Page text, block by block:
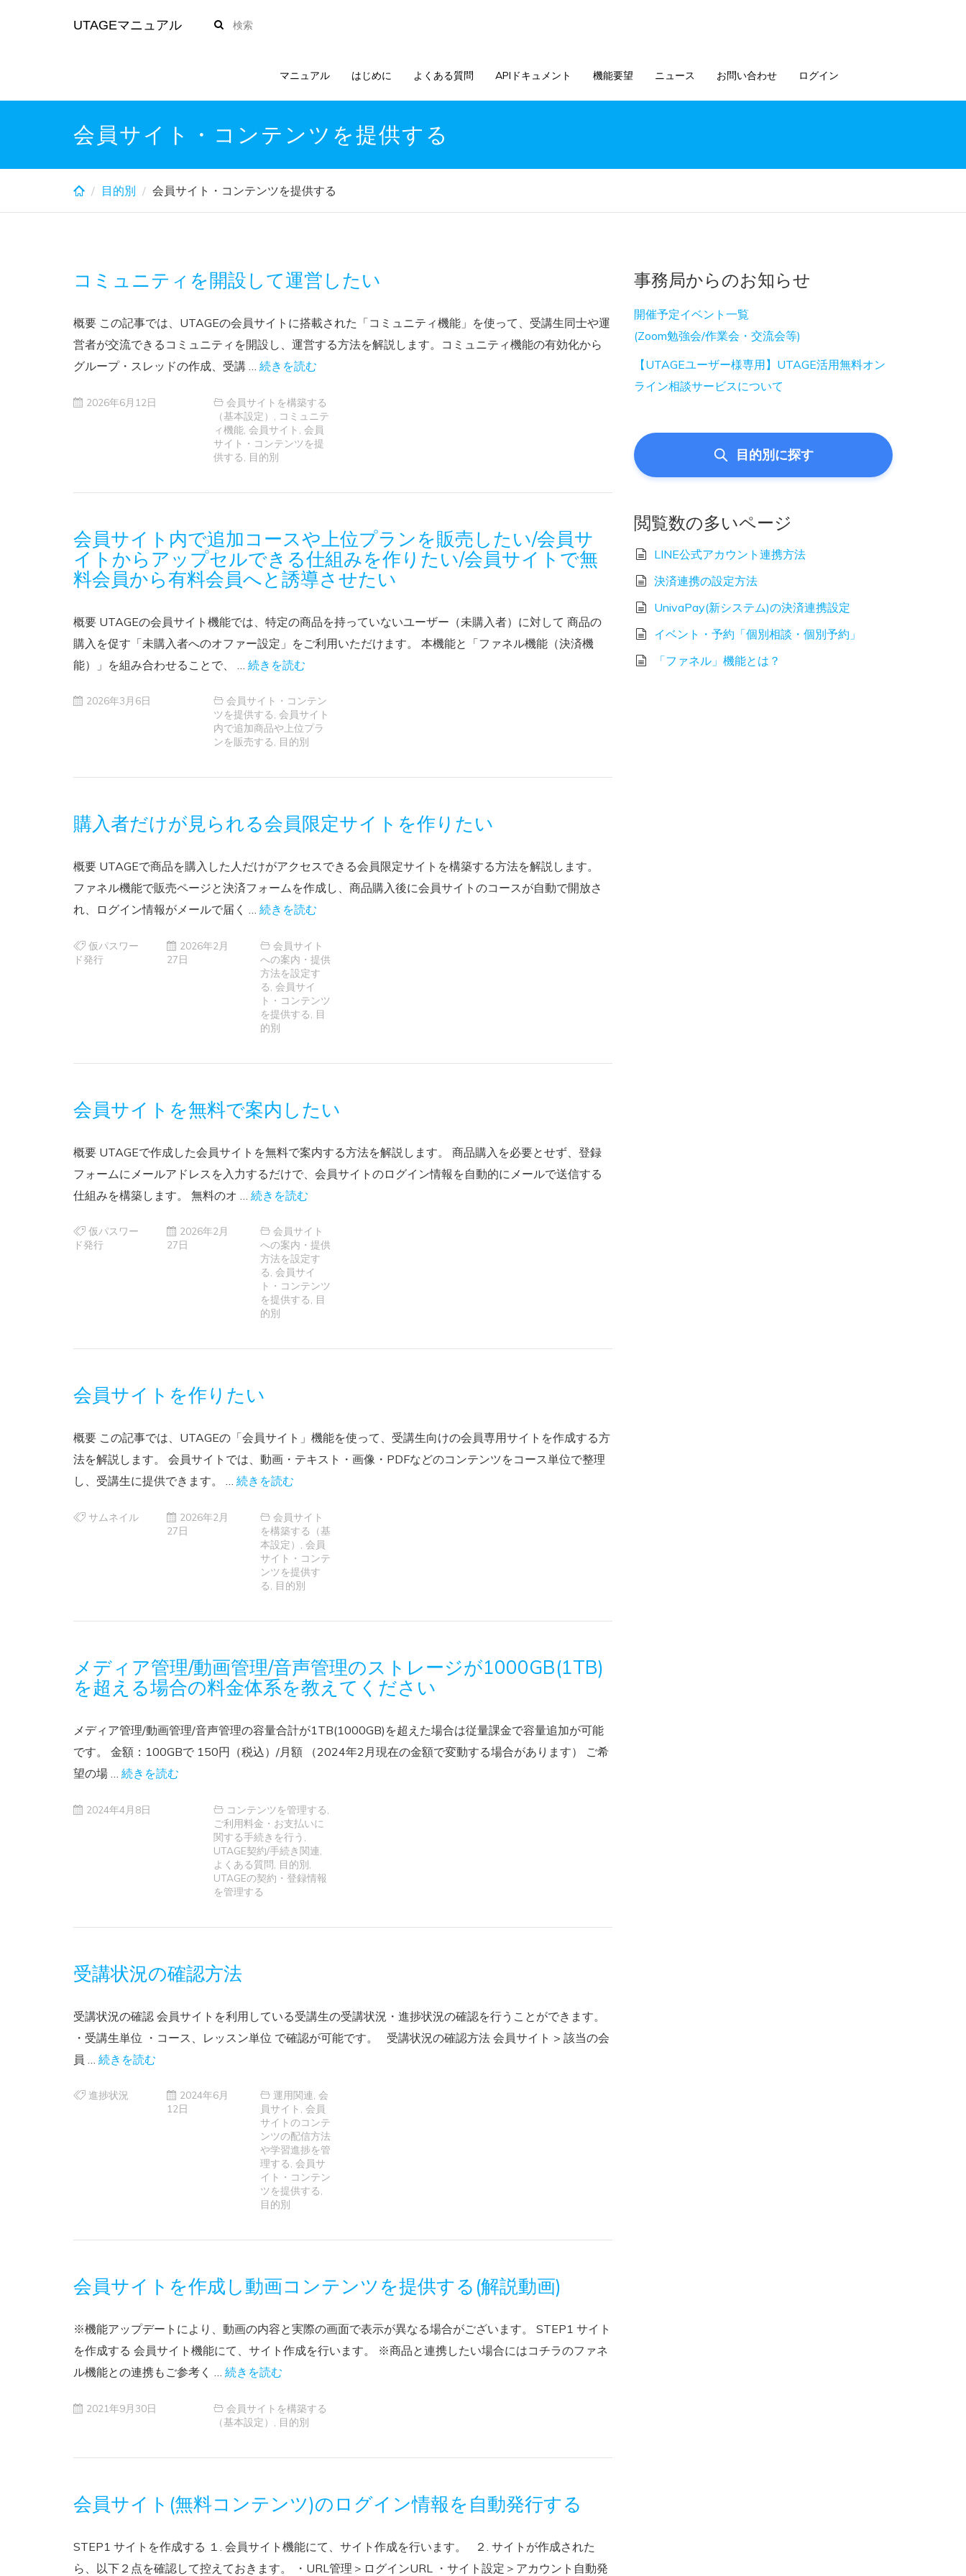
UTAGEマニュアル
マニュアル はじめに よくある質問 APIドキュメント 機能要望 ニュース お問い合わせ ログイン
会員サイト・コンテンツを提供する
目的別 会員サイト・コンテンツを提供する
コミュニティを開設して運営したい
概要 この記事では、UTAGEの会員サイトに搭載された「コミュニティ機能」を使って、受講生同士や運
営者が交流できるコミュニティを開設し、運営する方法を解説します。コミュニティ機能の有効化から
グループ・スレッドの作成、受講 … 続きを読む
2026年6月12日
会員サイトを構築する
（基本設定）
コミュニテ
ィ機能 会員サイト 会員
サイト・コンテンツを提
供する
目的別
会員サイト内で追加コースや上位プランを販売したい/会員サ
イトからアップセルできる仕組みを作りたい/会員サイトで無
料会員から有料会員へと誘導させたい
概要 UTAGEの会員サイト機能では、特定の商品を持っていないユーザー（未購入者）に対して 商品の
購入を促す「未購入者へのオファー設定」をご利用いただけます。 本機能と「ファネル機能（決済機
能）」を組み合わせることで、 … 続きを読む
2026年3月6日
会員サイト・コンテン
ツを提供する 会員サイト
内で追加商品や上位プラ
ンを販売する
目的別
購入者だけが見られる会員限定サイトを作りたい
概要 UTAGEで商品を購入した人だけがアクセスできる会員限定サイトを構築する方法を解説します。
ファネル機能で販売ページと決済フォームを作成し、商品購入後に会員サイトのコースが自動で開放さ
れ、ログイン情報がメールで届く … 続きを読む
仮パスワー
ド発行
2026年2月
27日
会員サイト
への案内・提供
方法を設定す
る 会員サイ
ト・コンテンツ
を提供する
目
的別
会員サイトを無料で案内したい
概要 UTAGEで作成した会員サイトを無料で案内する方法を解説します。 商品購入を必要とせず、登録
フォームにメールアドレスを入力するだけで、会員サイトのログイン情報を自動的にメールで送信する
仕組みを構築します。 無料のオ … 続きを読む
仮パスワー
ド発行
2026年2月
27日
会員サイト
への案内・提供
方法を設定す
る 会員サイ
ト・コンテンツ
を提供する
目
的別
会員サイトを作りたい
概要 この記事では、UTAGEの「会員サイト」機能を使って、受講生向けの会員専用サイトを作成する方
法を解説します。 会員サイトでは、動画・テキスト・画像・PDFなどのコンテンツをコース単位で整理
し、受講生に提供できます。 … 続きを読む
サムネイル
2026年2月
27日
会員サイト
を構築する（基
本設定）
会員
サイト・コンテ
ンツを提供す
る
目的別
メディア管理/動画管理/音声管理のストレージが1000GB(1TB)
を超える場合の料金体系を教えてください
メディア管理/動画管理/音声管理の容量合計が1TB(1000GB)を超えた場合は従量課金で容量追加が可能
です。 金額：100GBで 150円（税込）/月額 （2024年2月現在の金額で変動する場合があります） ご希
望の場 … 続きを読む
2024年4月8日 コンテンツを管理する
ご利用料金・お支払いに
関する手続きを行う
UTAGE契約/手続き関連
よくある質問 目的別
UTAGEの契約・登録情報
を管理する
受講状況の確認方法
受講状況の確認 会員サイトを利用している受講生の受講状況・進捗状況の確認を行うことができます。
・受講生単位 ・コース、レッスン単位 で確認が可能です。 受講状況の確認方法 会員サイト > 該当の会
員 … 続きを読む
進捗状況
2024年6月
12日
運用関連 会
員サイト 会員
サイトのコンテ
ンツの配信方法
や学習進捗を管
理する 会員サ
イト・コンテン
ツを提供する
目的別
会員サイトを作成し動画コンテンツを提供する(解説動画)
※機能アップデートにより、動画の内容と実際の画面で表示が異なる場合がございます。 STEP1 サイト
を作成する 会員サイト機能にて、サイト作成を行います。 ※商品と連携したい場合にはコチラのファネ
ル機能との連携もご参考く … 続きを読む
2021年9月30日
会員サイトを構築する
（基本設定）
目的別
会員サイト(無料コンテンツ)のログイン情報を自動発行する
STEP1 サイトを作成する １. 会員サイト機能にて、サイト作成を行います。 ２. サイトが作成された
ら、以下２点を確認して控えておきます。 ・URL管理＞ログインURL ・サイト設定＞アカウント自動発
事務局からのお知らせ
開催予定イベント一覧
(Zoom勉強会/作業会・交流会等)
【UTAGEユーザー様専用】UTAGE活用無料オン
ライン相談サービスについて
目的別に探す
閲覧数の多いページ
LINE公式アカウント連携方法
決済連携の設定方法
UnivaPay(新システム)の決済連携設定
イベント・予約「個別相談・個別予約」
「ファネル」機能とは？